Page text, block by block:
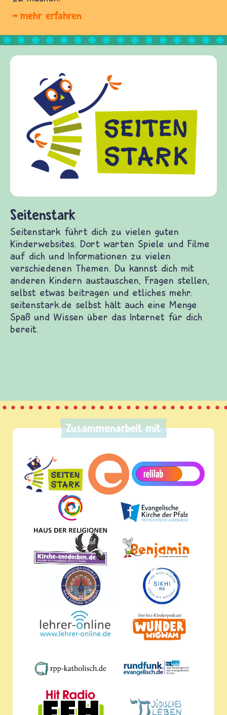
mehr erfahren
Kinderwebsites. Dort warten Spiele und
verschiedenen Themen. Du kannst dich
stellen, selbst etwas beitragen und
Frieden Fragen
frieden-fragen.de ist ein Internet-
Kinder, Eltern und ErzieherInnen das
Fragen von Krieg und Frieden, Streit
Gewalt informiert und einen Austausch
diesem Themenbereich ermöglicht.
fragen.de bietet Antworten auf
und Frieden, Streit und Gewalt.
Zusammenarbeit mit